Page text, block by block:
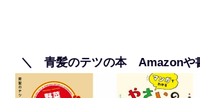
＼ 青髪のテツの本 Amazonや